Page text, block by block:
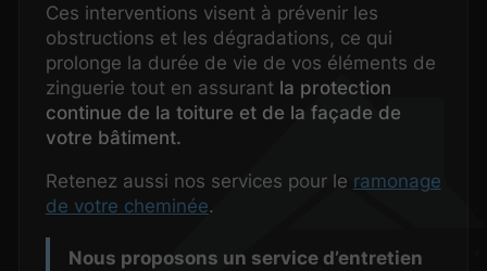
Ces interventions visent à prévenir les
obstructions et les dégradations, ce qui
prolonge la durée de vie de vos éléments de
zinguerie tout en assurant la protection
continue de la toiture et de la façade de
votre bâtiment.
Retenez aussi nos services pour le ramonage
de votre cheminée.
Nous proposons un service d’entretien